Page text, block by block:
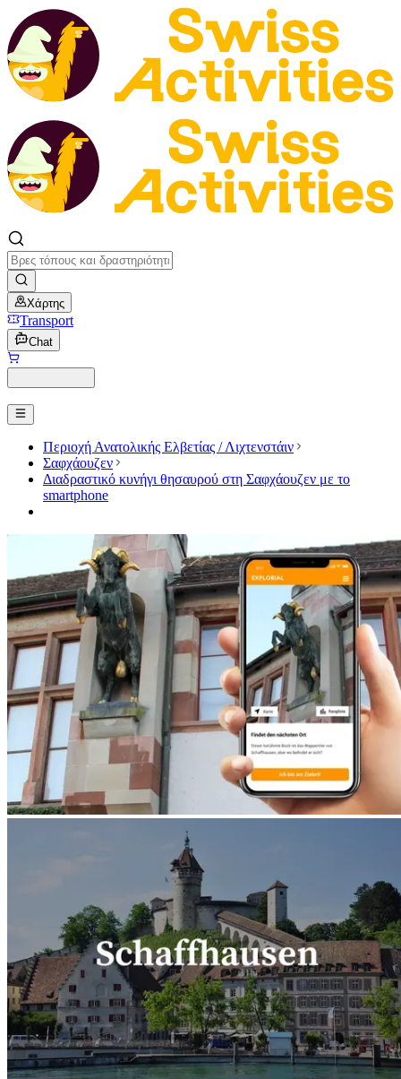
Χάρτης
Transport
Chat
Περιοχή Ανατολικής Ελβετίας / Λιχτενστάιν
Σαφχάουζεν
Διαδραστικό κυνήγι θησαυρού στη Σαφχάουζεν με το
smartphone